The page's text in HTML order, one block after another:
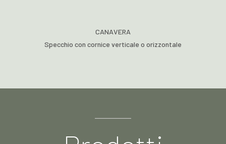
CANAVERA
Specchio con cornice verticale o orizzontale